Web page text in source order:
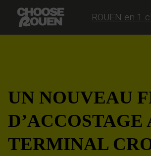
ROUEN en 1
UN NOUVEAU
D’ACCOSTAGE
TERMINAL